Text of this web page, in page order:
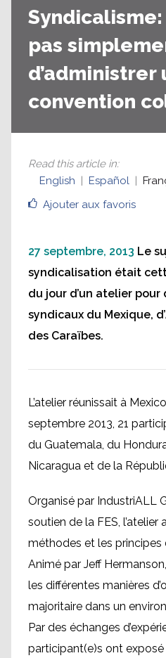
Syndicalisme:
pas
d’administrer
convention
Ajouter aux favoris
Read this article in:
English
Español
27 septembre, 2013 Le
syndicalisation était
du jour d’un atelier pour
syndicaux du Mexique,
des Caraïbes.
L’atelier réunissait à
septembre 2013, 21
du Guatemala, du
Nicaragua et de la
Organisé par IndustriALL
soutien de la FES, l’atelier
méthodes et les principes
Animé par Jeff
les différentes manières
majoritaire dans un
Par des échanges
participant(e)s ont